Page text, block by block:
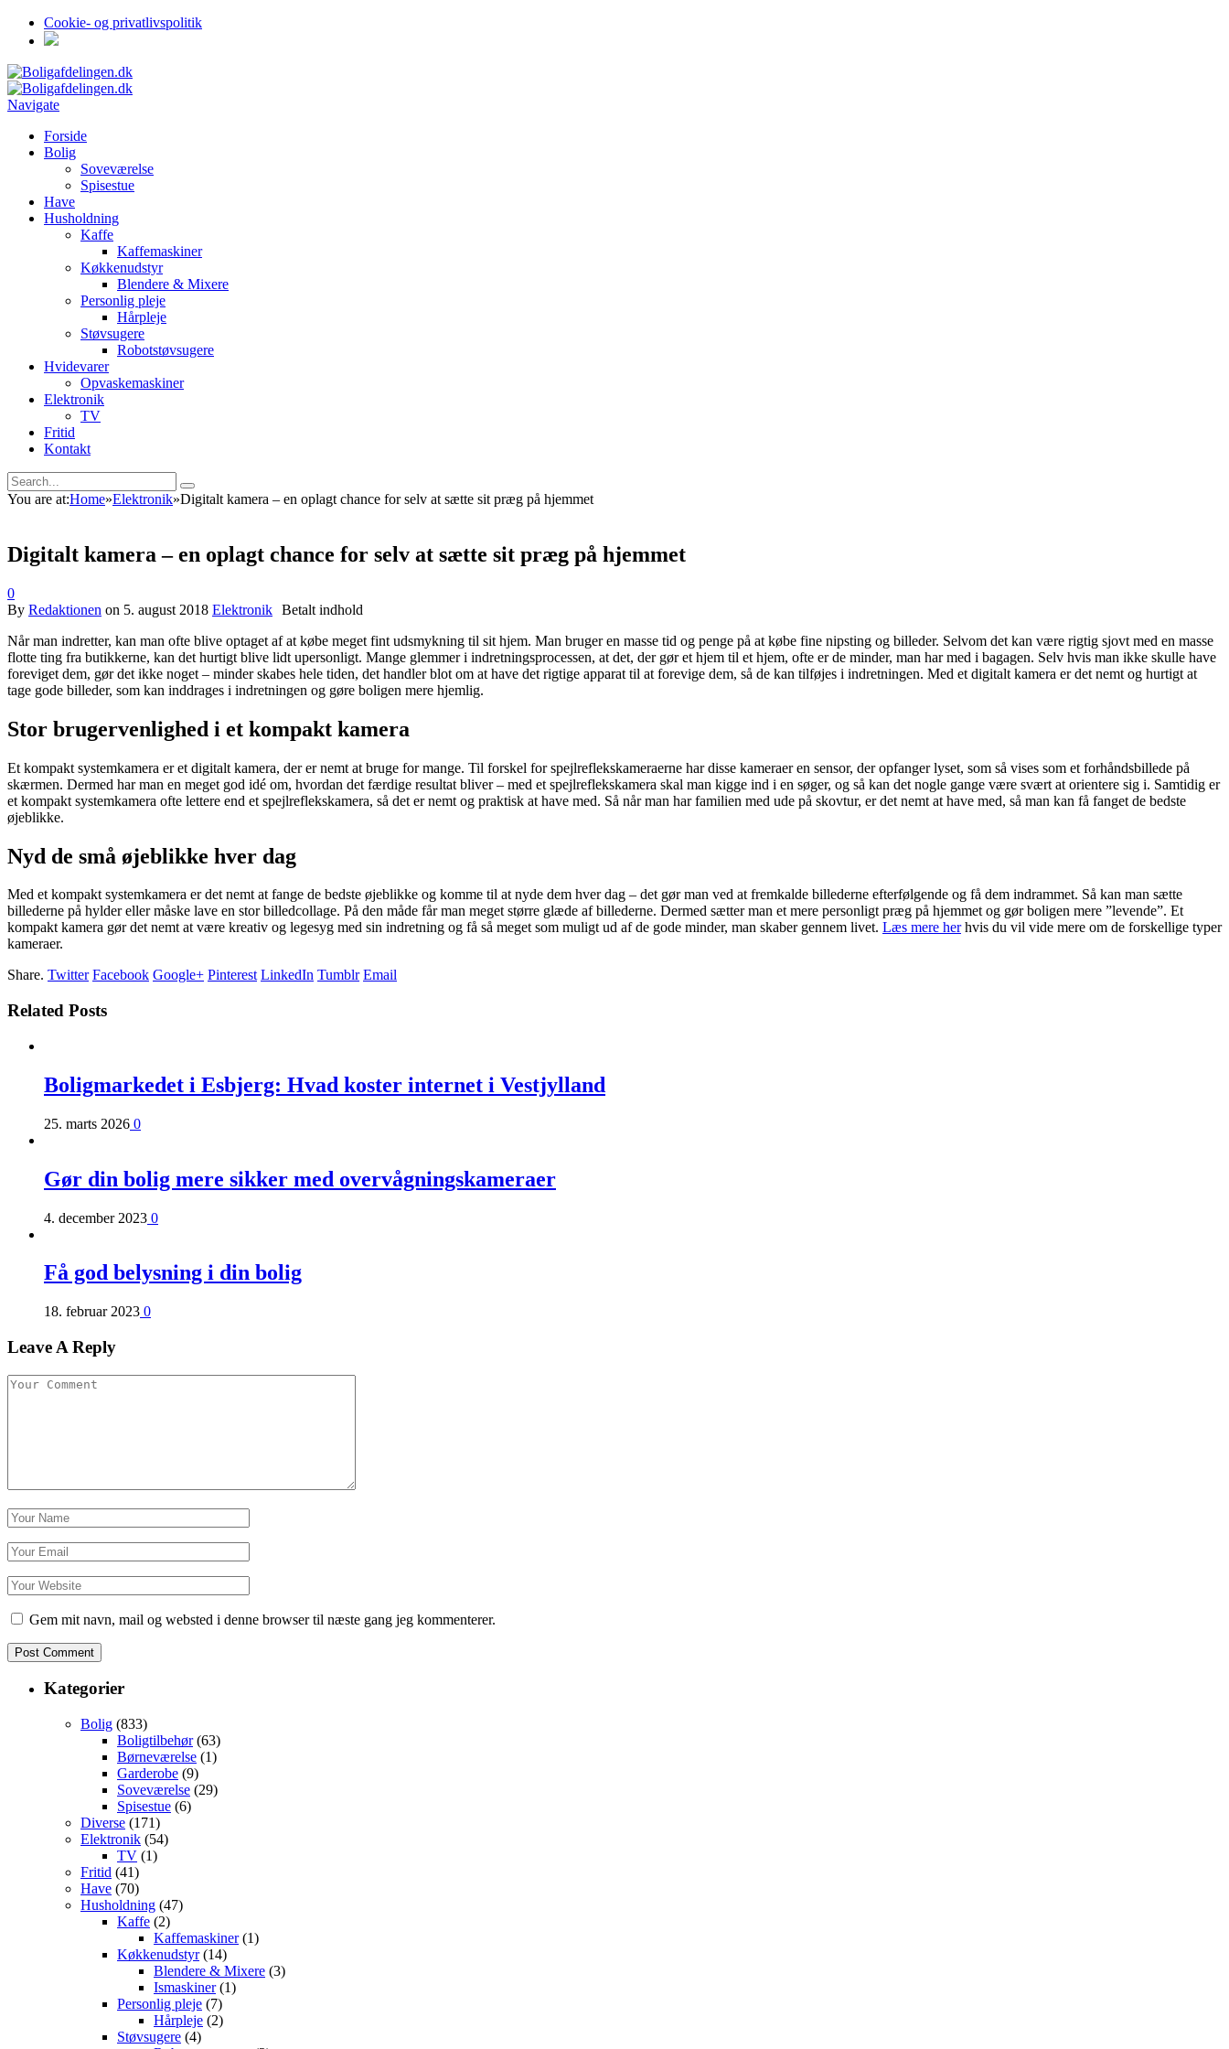
Cookie- og privatlivspolitik
Navigate
Forside
Bolig
Soveværelse
Spisestue
Have
Husholdning
Kaffe
Kaffemaskiner
Køkkenudstyr
Blendere & Mixere
Personlig pleje
Hårpleje
Støvsugere
Robotstøvsugere
Hvidevarer
Opvaskemaskiner
Elektronik
TV
Fritid
Kontakt
You are at:Home»Elektronik»Digitalt kamera – en oplagt chance for selv at sætte sit præg på hjemmet
Digitalt kamera – en oplagt chance for selv at sætte sit præg på hjemmet
0
By Redaktionen on 5. august 2018 Elektronik
Når man indretter, kan man ofte blive optaget af at købe meget fint udsmykning til sit hjem. Man bruger en masse tid og penge på at købe fine nipsting og billeder. Selvom det kan være rigtig sjovt med en masse
flotte ting fra butikkerne, kan det hurtigt blive lidt upersonligt. Mange glemmer i indretningsprocessen, at det, der gør et hjem til et hjem, ofte er de minder, man har med i bagagen. Selv hvis man ikke skulle have
foreviget dem, gør det ikke noget – minder skabes hele tiden, det handler blot om at have det rigtige apparat til at forevige dem, så de kan tilføjes i indretningen. Med et digitalt kamera er det nemt og hurtigt at
tage gode billeder, som kan inddrages i indretningen og gøre boligen mere hjemlig.
Stor brugervenlighed i et kompakt kamera
Et kompakt systemkamera er et digitalt kamera, der er nemt at bruge for mange. Til forskel for spejlreflekskameraerne har disse kameraer en sensor, der opfanger lyset, som så vises som et forhåndsbillede på
skærmen. Dermed har man en meget god idé om, hvordan det færdige resultat bliver – med et spejlreflekskamera skal man kigge ind i en søger, og så kan det nogle gange være svært at orientere sig i. Samtidig er
et kompakt systemkamera ofte lettere end et spejlreflekskamera, så det er nemt og praktisk at have med. Så når man har familien med ude på skovtur, er det nemt at have med, så man kan få fanget de bedste
øjeblikke.
Nyd de små øjeblikke hver dag
Med et kompakt systemkamera er det nemt at fange de bedste øjeblikke og komme til at nyde dem hver dag – det gør man ved at fremkalde billederne efterfølgende og få dem indrammet. Så kan man sætte
billederne på hylder eller måske lave en stor billedcollage. På den måde får man meget større glæde af billederne. Dermed sætter man et mere personligt præg på hjemmet og gør boligen mere ”levende”. Et
kompakt kamera gør det nemt at være kreativ og legesyg med sin indretning og få så meget som muligt ud af de gode minder, man skaber gennem livet. Læs mere herhvis du vil vide mere om de forskellige typer
kameraer.
Share. Twitter Facebook Google+ Pinterest LinkedIn Tumblr Email
Related Posts
Boligmarkedet i Esbjerg: Hvad koster internet i Vestjylland
25. marts 2026 0
Gør din bolig mere sikker med overvågningskameraer
4. december 2023 0
Få god belysning i din bolig
18. februar 2023 0
Leave A Reply
Gem mit navn, mail og websted i denne browser til næste gang jeg kommenterer.
Kategorier
Bolig (833)
Boligtilbehør(63)
Børneværelse (1)
Garderobe (9)
Soveværelse (29)
Spisestue (6)
Diverse (171)
Elektronik (54)
TV (1)
Fritid (41)
Have (70)
Husholdning (47)
Kaffe (2)
Kaffemaskiner(1)
Køkkenudstyr(14)
Blendere & Mixere (3)
Ismaskiner(1)
Personlig pleje (7)
Hårpleje (2)
Støvsugere (4)